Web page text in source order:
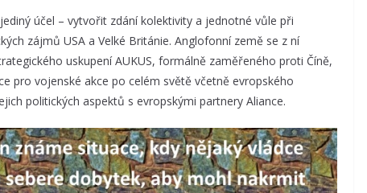
účel – vytvořit zdání kolektivity a jednotné vůle při
zájmů USA a Velké Británie. Anglofonní země se z ní
uskupení AUKUS, formálně zaměřeného proti Číně,
pro vojenské akce po celém světě včetně evropského
politických aspektů s evropskými partnery Aliance.